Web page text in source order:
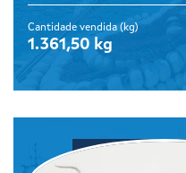
Cantidade vendida (kg)
1.361,50 kg